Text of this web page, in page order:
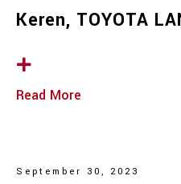
Keren, TOYOTA
Read More
September 30, 2023